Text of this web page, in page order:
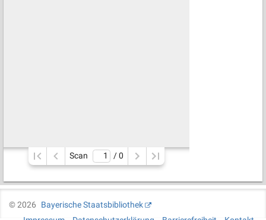
Scan / 0
©2026
Bayerische Staatsbibliothek